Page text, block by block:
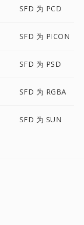
SFD 为 PCD
SFD 为 PICON
SFD 为 PSD
SFD 为 RGBA
SFD 为 SUN